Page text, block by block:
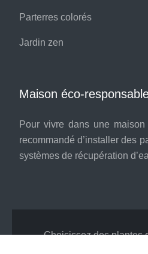
Parterres colorés
Jardin zen
Maison éco-
Pour vivre dans une
recommandé d’installer des
systèmes de récupération
Choisissez des plantes